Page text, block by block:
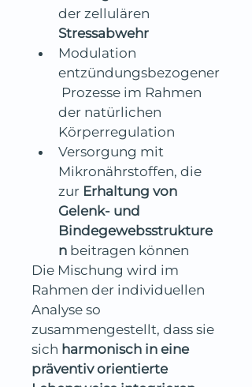
der zellulären
Stressabwehr
Modulation
entzündungsbezogener
Prozesse im Rahmen
der natürlichen
Körperregulation
Versorgung mit
Mikronährstoffen, die
zur Erhaltung von
Gelenk- und
Bindegewebsstrukture
n beitragen können
Die Mischung wird im
Rahmen der individuellen
Analyse so
zusammengestellt, dass sie
sich harmonisch in eine
präventiv orientierte